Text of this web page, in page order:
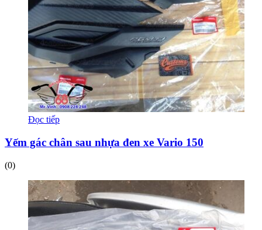
Đọc tiếp
Yếm gác chân sau nhựa đen xe Vario 150
(0)